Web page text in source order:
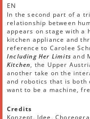
EN
In the second part of a
relationship between
appears on stage with a
kitchen appliance and
reference to Carolee
Including Her Limits and
Kitchen, the Upper
another take on the
and robotics that is both
want to be a machine,
Credits
Konzept, Idee,